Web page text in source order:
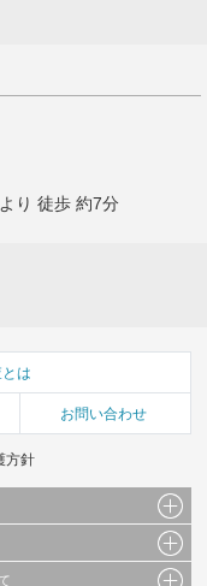
り 徒歩 約7分
は
お問い合わせ
方針
画像データ等）及びこれらの配